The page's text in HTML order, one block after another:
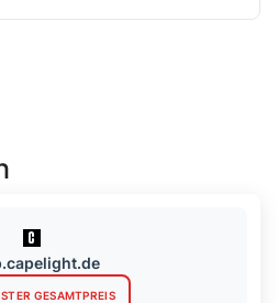
GESAMTPREIS